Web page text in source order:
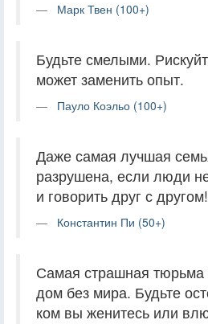
Марк Твен (100+)
Будьте смелыми.
может заменить опыт.
Пауло Коэльо (100+)
Даже самая лучшая
разрушена, если люди
и говорить друг с другом!
Константин Пи (50+)
Самая страшная тюрьма
дом без мира. Будьте
ком вы женитесь или